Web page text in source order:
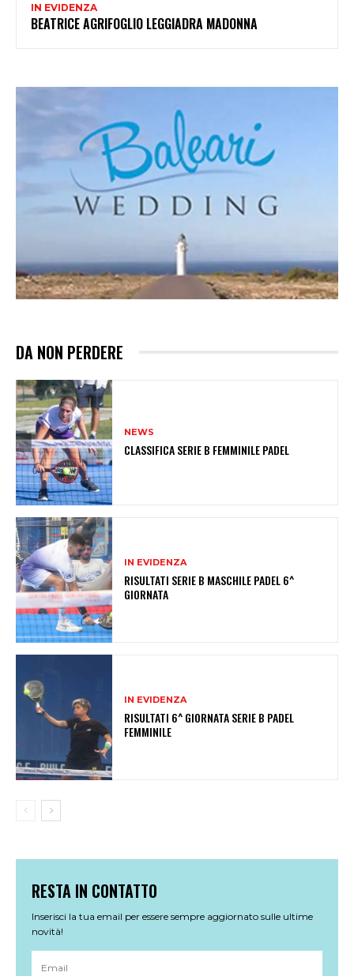
IN EVIDENZA
BEATRICE AGRIFOGLIO LEGGIADRA MADONNA
DA NON PERDERE
NEWS
CLASSIFICA SERIE B FEMMINILE PADEL
IN EVIDENZA
RISULTATI SERIE B MASCHILE PADEL 6^
GIORNATA
IN EVIDENZA
RISULTATI 6^ GIORNATA SERIE B PADEL
FEMMINILE
RESTA IN CONTATTO
Inserisci la tua email per essere sempre aggiornato sulle ultime
novità!